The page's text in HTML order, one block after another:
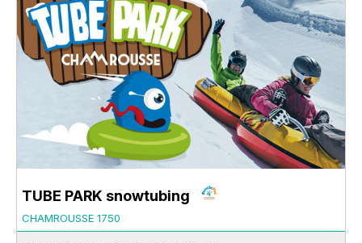
TUBE PARK snowtubing
CHAMROUSSE 1750